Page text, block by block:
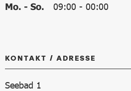
Mo. - So.
09:00 - 00:00
KONTAKT / ADRESSE
Seebad 1